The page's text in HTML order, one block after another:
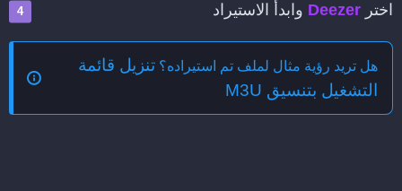
اختر Deezer وابدأ الاستيراد
هل تريد رؤية مثال لملف تم استيراده؟ تنزيل قائمة
التشغيل بتنسيق M3U